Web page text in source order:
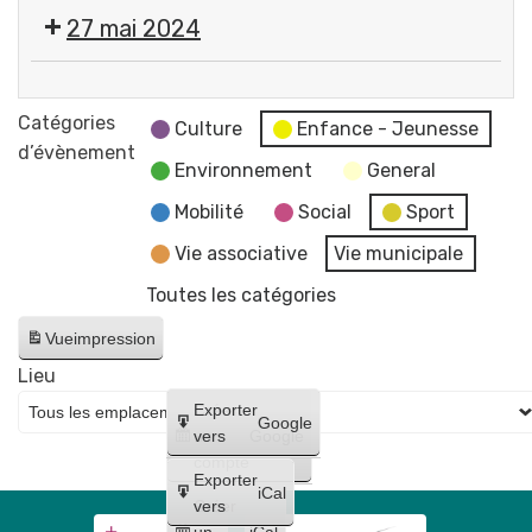
commémorative
de
la
Victoire
du
27 mai 2024
Réunion
du
juin
Catégories
d’évènement
Culture
Enfance - Jeunesse
Environnement
General
Mobilité
Social
Sport
Vie associative
Vie municipale
Toutes les catégories
Vueimpression
Créer
un
compte
Google
Créer
Exporter
vers
Google
Exporter
vers
iCal
Lieu